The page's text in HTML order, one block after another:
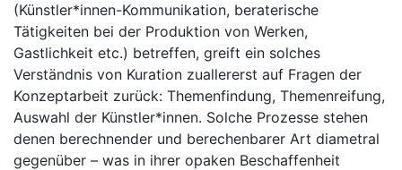
(Künstler*innen-Kommunikation, beraterische
Tätigkeiten bei der Produktion von Werken,
Gastlichkeit etc.) betreffen, greift ein solches
Verständnis von Kuration zuallererst auf Fragen der
Konzeptarbeit zurück: Themenfindung, Themenreifung,
Auswahl der Künstler*innen. Solche Prozesse stehen
denen berechnender und berechenbarer Art diametral
gegenüber – was in ihrer opaken Beschaffenheit